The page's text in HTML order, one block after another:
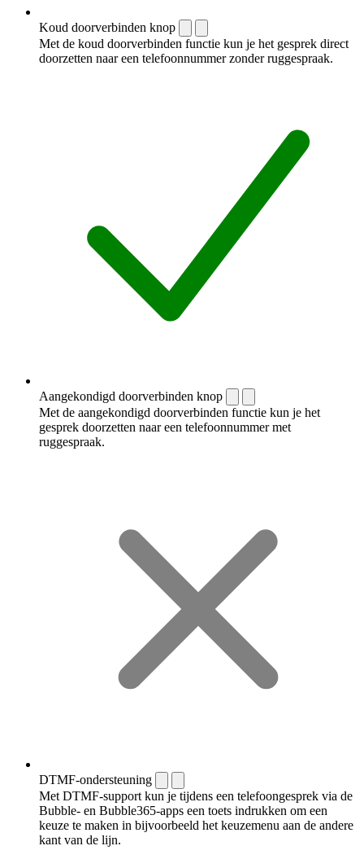
Koud doorverbinden knop
Met de koud doorverbinden functie kun je het gesprek direct
doorzetten naar een telefoonnummer zonder ruggespraak.
Aangekondigd doorverbinden knop
Met de aangekondigd doorverbinden functie kun je het
gesprek doorzetten naar een telefoonnummer met
ruggespraak.
DTMF-ondersteuning
Met DTMF-support kun je tijdens een telefoongesprek via de
Bubble- en Bubble365-apps een toets indrukken om een
keuze te maken in bijvoorbeeld het keuzemenu aan de andere
kant van de lijn.